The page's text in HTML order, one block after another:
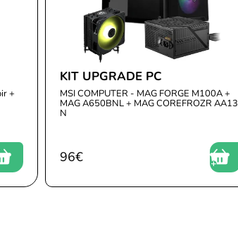
+
KIT UPGRADE PC
MSI COMPUTER - MAG FORGE M100A +
MAG A650BNL + MAG COREFROZR AA13
N
96€